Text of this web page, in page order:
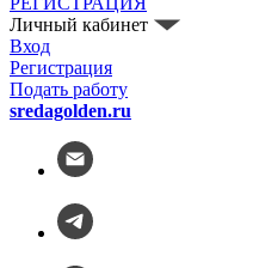
Личный кабинет
Вход
Регистрация
Подать работу
sredagolden.ru